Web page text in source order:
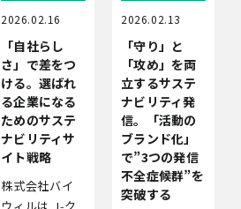
2026.02.16
「自社らし
さ」で差をつ
ける。選ばれ
る企業になる
ためのサステ
ナビリティサ
イト戦略
株式会社バイ
2026.02.13
「守り」と
「攻め」を両
立するサステ
ナビリティ発
信。「活動の
ブランド化」
で”3つの発信
不全症候群”を
突破する